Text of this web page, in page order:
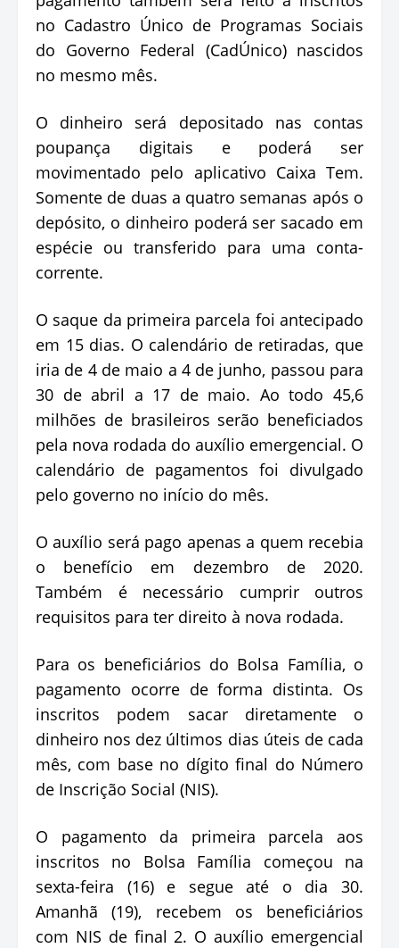
no Cadastro Único de Programas Sociais
do Governo Federal (CadÚnico) nascidos
no mesmo mês.
O dinheiro será depositado nas contas
poupança digitais e poderá ser
movimentado pelo aplicativo Caixa Tem.
Somente de duas a quatro semanas após o
depósito, o dinheiro poderá ser sacado em
espécie ou transferido para uma conta-
corrente.
O saque da primeira parcela foi antecipado
em 15 dias. O calendário de retiradas, que
iria de 4 de maio a 4 de junho, passou para
30 de abril a 17 de maio. Ao todo 45,6
milhões de brasileiros serão beneficiados
pela nova rodada do auxílio emergencial. O
calendário de pagamentos foi divulgado
pelo governo no início do mês.
O auxílio será pago apenas a quem recebia
o benefício em dezembro de 2020.
Também é necessário cumprir outros
requisitos para ter direito à nova rodada.
Para os beneficiários do Bolsa Família, o
pagamento ocorre de forma distinta. Os
inscritos podem sacar diretamente o
dinheiro nos dez últimos dias úteis de cada
mês, com base no dígito final do Número
de Inscrição Social (NIS).
O pagamento da primeira parcela aos
inscritos no Bolsa Família começou na
sexta-feira (16) e segue até o dia 30.
Amanhã (19), recebem os beneficiários
com NIS de final 2. O auxílio emergencial